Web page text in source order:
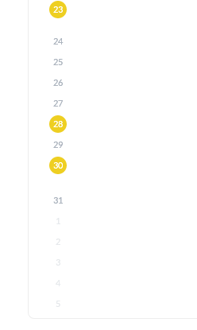
23
24
25
26
27
28
29
30
31
1
2
3
4
5